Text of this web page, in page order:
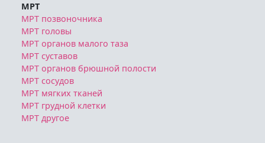
МРТ
МРТ позвоночника
МРТ головы
МРТ органов малого таза
МРТ суставов
МРТ органов брюшной полости
МРТ сосудов
МРТ мягких тканей
МРТ грудной клетки
МРТ другое